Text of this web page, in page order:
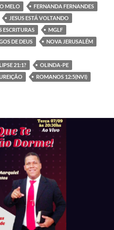
MELO
FERNANDA FERNANDES
JESUS ESTÁ VOLTANDO
ESCRITURAS
MGLF
DE DEUS
NOVA JERUSALÉM
21:1?
OLINDA-PE
ROMANOS 12:5(NVI)